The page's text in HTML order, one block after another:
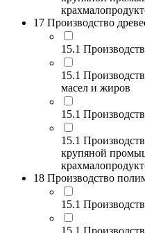
17 Производство
15.1
15.1
масел и жиров
15.1
15.1
крупяной
18 Производство
15.1
15.1